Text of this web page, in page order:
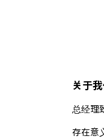
关于
总经理
存在意